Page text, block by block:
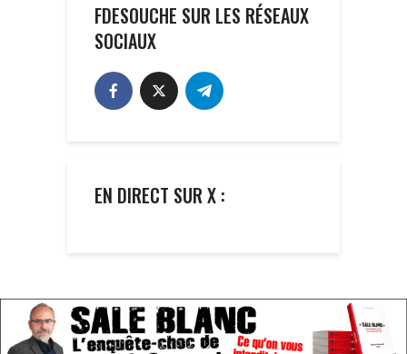
FDESOUCHE SUR LES RÉSEAUX
SOCIAUX
EN DIRECT SUR X :